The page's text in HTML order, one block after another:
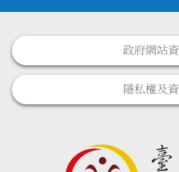
政府網站
隱私權及